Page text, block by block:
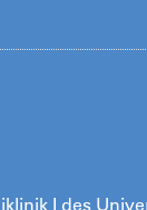
I des